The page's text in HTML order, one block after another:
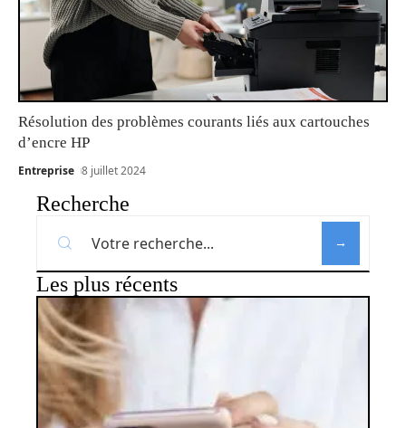
Résolution des problèmes courants liés aux cartouches
d’encre HP
Entreprise 8 juillet 2024
Recherche
Les plus récents